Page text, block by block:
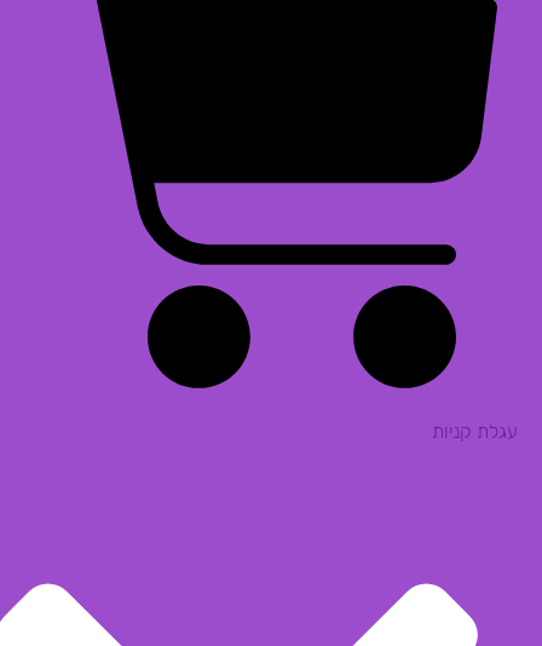
עגלת קניות